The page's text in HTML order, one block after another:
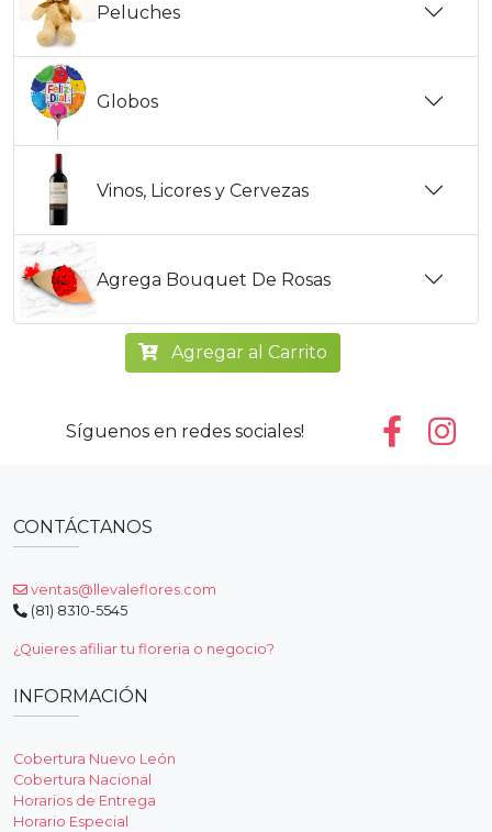
Peluches
Globos
Vinos, Licores y Cervezas
Agrega Bouquet De Rosas
Agregar al Carrito
Síguenos en redes sociales!
CONTÁCTANOS
ventas@llevaleflores.com
(81) 8310-5545
¿Quieres afiliar tu floreria o negocio?
INFORMACIÓN
Cobertura Nuevo León
Cobertura Nacional
Horarios de Entrega
Horario Especial